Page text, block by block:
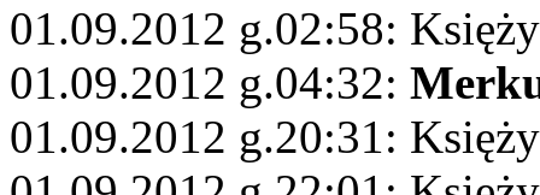
01.09.2012 g.02:58:
01.09.2012 g.04:32:
01.09.2012 g.20:31: